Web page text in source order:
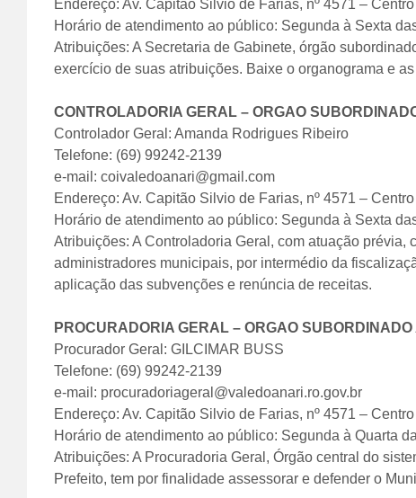
Endereço: Av. Capitão Silvio de Farias, nº 4571 – Centro
Horário de atendimento ao público: Segunda à Sexta
Atribuições: A Secretaria de Gabinete, órgão
exercício de suas atribuições. Baixe o organograma e
CONTROLADORIA GERAL – ORGAO
Controlador Geral: Amanda Rodrigues Ribeiro
Telefone: (69) 99242-2139
e-mail: coivaledoanari@gmail.com
Endereço: Av. Capitão Silvio de Farias, nº 4571 – Centro
Horário de atendimento ao público: Segunda à Sexta
Atribuições: A Controladoria Geral, com atuação
administradores municipais, por intermédio da
aplicação das subvenções e renúncia de receitas.
PROCURADORIA GERAL – ORGAO
Procurador Geral: GILCIMAR BUSS
Telefone: (69) 99242-2139
e-mail: procuradoriageral@valedoanari.ro.gov.br
Endereço: Av. Capitão Silvio de Farias, nº 4571 – Centro
Horário de atendimento ao público: Segunda à Quarta
Atribuições: A Procuradoria Geral, Órgão central do
Prefeito, tem por finalidade assessorar e defender o